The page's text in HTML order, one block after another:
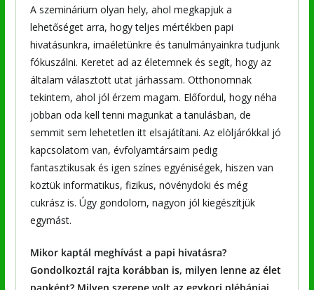
A szeminárium olyan hely, ahol megkapjuk a
lehetőséget arra, hogy teljes mértékben papi
hivatásunkra, imaéletünkre és tanulmányainkra tudjunk
fókuszálni. Keretet ad az életemnek és segít, hogy az
általam választott utat járhassam. Otthonomnak
tekintem, ahol jól érzem magam. Előfordul, hogy néha
jobban oda kell tenni magunkat a tanulásban, de
semmit sem lehetetlen itt elsajátítani. Az elöljárókkal jó
kapcsolatom van, évfolyamtársaim pedig
fantasztikusak és igen színes egyéniségek, hiszen van
köztük informatikus, fizikus, növénydoki és még
cukrász is. Úgy gondolom, nagyon jól kiegészítjük
egymást.
Mikor kaptál meghívást a papi hivatásra?
Gondolkoztál rajta korábban is, milyen lenne az élet